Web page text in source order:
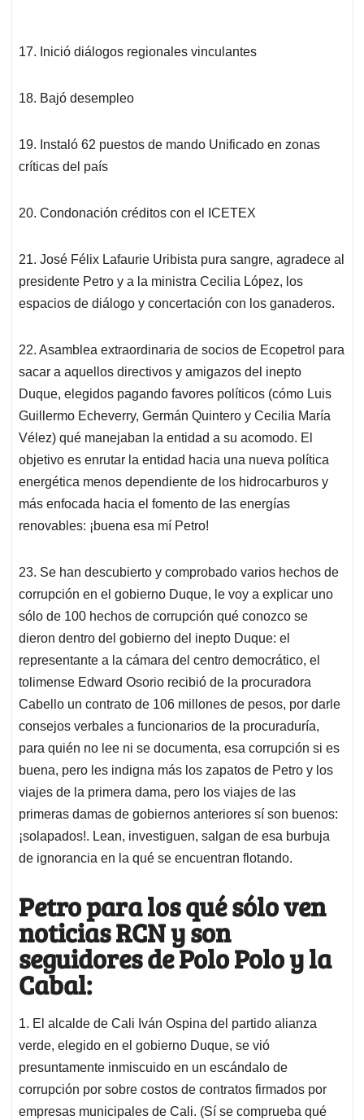
17. Inició diálogos regionales vinculantes
18. Bajó desempleo
19. Instaló 62 puestos de mando Unificado en zonas
críticas del país
20. Condonación créditos con el ICETEX
21. José Félix Lafaurie Uribista pura sangre, agradece al
presidente Petro y a la ministra Cecilia López, los
espacios de diálogo y concertación con los ganaderos.
22. Asamblea extraordinaria de socios de Ecopetrol para
sacar a aquellos directivos y amigazos del inepto
Duque, elegidos pagando favores políticos (cómo Luis
Guillermo Echeverry, Germán Quintero y Cecilia María
Vélez) qué manejaban la entidad a su acomodo. El
objetivo es enrutar la entidad hacia una nueva política
energética menos dependiente de los hidrocarburos y
más enfocada hacia el fomento de las energías
renovables: ¡buena esa mí Petro!
23. Se han descubierto y comprobado varios hechos de
corrupción en el gobierno Duque, le voy a explicar uno
sólo de 100 hechos de corrupción qué conozco se
dieron dentro del gobierno del inepto Duque: el
representante a la cámara del centro democrático, el
tolimense Edward Osorio recibió de la procuradora
Cabello un contrato de 106 millones de pesos, por darle
consejos verbales a funcionarios de la procuraduría,
para quién no lee ni se documenta, esa corrupción si es
buena, pero les indigna más los zapatos de Petro y los
viajes de la primera dama, pero los viajes de las
primeras damas de gobiernos anteriores sí son buenos:
¡solapados!. Lean, investiguen, salgan de esa burbuja
de ignorancia en la qué se encuentran flotando.
Petro para los qué sólo ven
noticias RCN y son
seguidores de Polo Polo y la
Cabal:
1. El alcalde de Cali Iván Ospina del partido alianza
verde, elegido en el gobierno Duque, se vió
presuntamente inmiscuido en un escándalo de
corrupción por sobre costos de contratos firmados por
empresas municipales de Cali. (Sí se comprueba qué